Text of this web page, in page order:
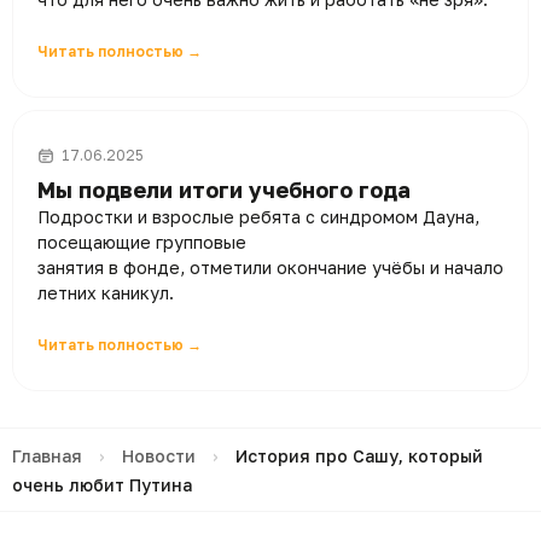
Читать полностью →
17.06.2025
Мы подвели итоги учебного года
Подростки и взрослые ребята с синдромом Дауна,
посещающие групповые
занятия в фонде, отметили окончание учёбы и начало
летних каникул.
Читать полностью →
Главная › Новости ›
История про Сашу, который
очень любит Путина